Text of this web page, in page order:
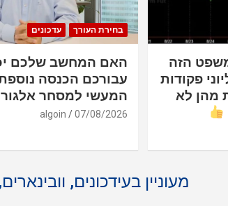
הזה
פקודות
מהן לא
בחירת העורך עדכונים
האם המחשב שלכם
עבורכם הכנסה
המעשי למסחר
07/08/2026
algoin
מעוניין בעידכונים,